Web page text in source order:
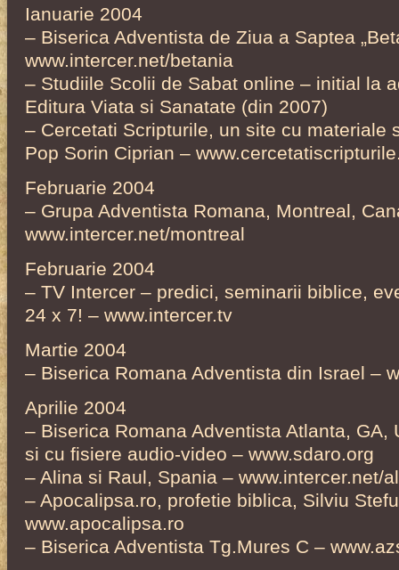
Ianuarie 2004
– Biserica Adventista de Ziua a Saptea
www.intercer.net/betania
– Studiile Scolii de Sabat online – initial la
Editura Viata si Sanatate (din 2007)
– Cercetati Scripturile, un site cu materiale
Pop Sorin Ciprian –
Februarie 2004
– Grupa Adventista Romana, Montreal,
www.intercer.net/montreal
Februarie 2004
– TV Intercer – predici, seminarii biblice,
24 x 7! – www.intercer.tv
Martie 2004
– Biserica Romana Adventista din Israel –
Aprilie 2004
– Biserica Romana Adventista Atlanta, GA,
si cu fisiere audio-video – www.sdaro.org
– Alina si Raul, Spania – www.intercer.net/
– Apocalipsa.ro, profetie biblica, Silviu
www.apocalipsa.ro
– Biserica Adventista Tg.Mures C –